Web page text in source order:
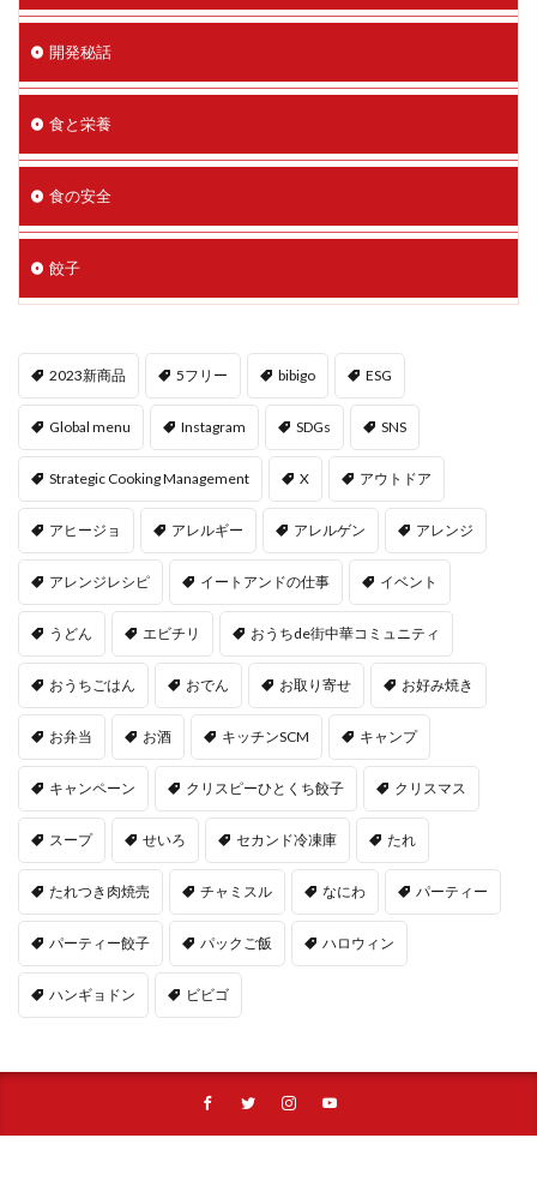
開発秘話
食と栄養
食の安全
餃子
2023新商品 5フリー bibigo ESG
Global menu Instagram SDGs SNS
Strategic Cooking Management X アウトドア
アヒージョ アレルギー アレルゲン アレンジ
アレンジレシピ イートアンドの仕事 イベント
うどん エビチリ おうちde街中華コミュニティ
おうちごはん おでん お取り寄せ お好み焼き
お弁当 お酒 キッチンSCM キャンプ
キャンペーン クリスピーひとくち餃子 クリスマス
スープ せいろ セカンド冷凍庫 たれ
たれつき肉焼売 チャミスル なにわ パーティー
パーティー餃子 パックご飯 ハロウィン
ハンギョドン ビビゴ